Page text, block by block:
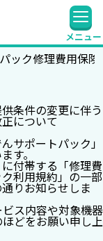
メニュー
ック修理費用保
条件の変更に伴う
について
サポートパック」
す。
付帯する「修理費
利用規約」の一部
りお知らせしま
ス内容や対象機器
どをお願い申し上